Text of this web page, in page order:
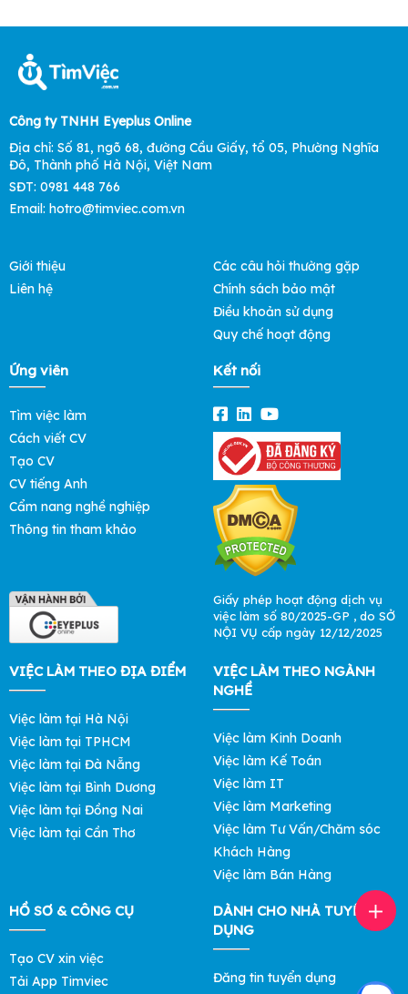
Công ty TNHH Eyeplus Online
Địa chỉ: Số 81, ngõ 68, đường Cầu Giấy, tổ 05, Phường Nghĩa
Đô, Thành phố Hà Nội, Việt Nam
SĐT: 0981 448 766
Email: hotro@timviec.com.vn
Giới thiệu
Liên hệ
Các câu hỏi thường gặp
Chính sách bảo mật
Điều khoản sử dụng
Quy chế hoạt động
Ứng viên
Tìm việc làm
Cách viết CV
Tạo CV
CV tiếng Anh
Cẩm nang nghề nghiệp
Thông tin tham khảo
Kết nối
Giấy phép hoạt động dịch vụ
việc làm số 80/2025-GP , do SỞ
NỘI VỤ cấp ngày 12/12/2025
VIỆC LÀM THEO ĐỊA ĐIỂM
Việc làm tại Hà Nội
Việc làm tại TPHCM
Việc làm tại Đà Nẵng
Việc làm tại Bình Dương
Việc làm tại Đồng Nai
Việc làm tại Cần Thơ
VIỆC LÀM THEO NGÀNH
NGHỀ
Việc làm Kinh Doanh
Việc làm Kế Toán
Việc làm IT
Việc làm Marketing
Việc làm Tư Vấn/Chăm sóc
Khách Hàng
Việc làm Bán Hàng
HỒ SƠ & CÔNG CỤ
Tạo CV xin việc
Tải App Timviec
DÀNH CHO NHÀ TUYỂN
DỤNG
Đăng tin tuyển dụng